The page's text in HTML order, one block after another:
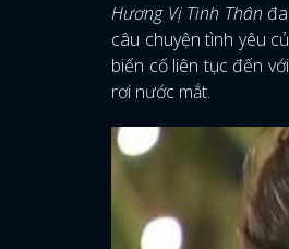
Hương Vị Tình Thân
câu chuyện tình yêu
biến cố liên tục đến
rơi nước mắt.